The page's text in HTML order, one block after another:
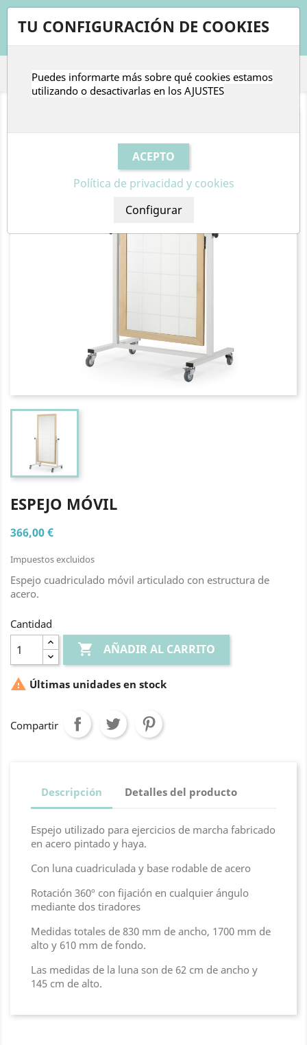
 
ESPEJO MÓVIL
366,00 €
Impuestos excluidos
Espejo cuadriculado móvil articulado con estructura de
acero.
Cantidad
 AÑADIR AL CARRITO
 Últimas unidades en stock
Compartir
Descripción Detalles del producto
Espejo utilizado para ejercicios de marcha fabricado
en acero pintado y haya.
Con luna cuadriculada y base rodable de acero
Rotación 360º con fijación en cualquier ángulo
mediante dos tiradores
Medidas totales de 830 mm de ancho, 1700 mm de
alto y 610 mm de fondo.
Las medidas de la luna son de 62 cm de ancho y
145 cm de alto.
TU CONFIGURACIÓN DE COOKIES
Puedes informarte más sobre qué cookies estamos
utilizando o desactivarlas en los AJUSTES
Política de privacidad y cookies